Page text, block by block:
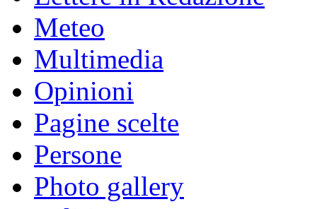
Meteo
Multimedia
Opinioni
Pagine scelte
Persone
Photo gallery